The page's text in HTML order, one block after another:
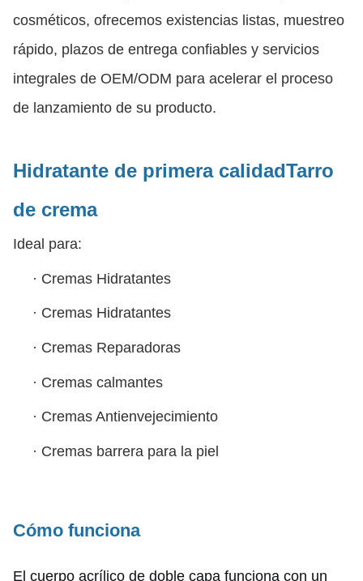
cosméticos, ofrecemos existencias listas, muestreo
rápido, plazos de entrega confiables y servicios
integrales de OEM/ODM para acelerar el proceso
de lanzamiento de su producto.
Hidratante de primera calidadTarro
de crema
Ideal para:
· Cremas Hidratantes
· Cremas Hidratantes
· Cremas Reparadoras
· Cremas calmantes
· Cremas Antienvejecimiento
· Cremas barrera para la piel
Cómo funciona
El cuerpo acrílico de doble capa funciona con un